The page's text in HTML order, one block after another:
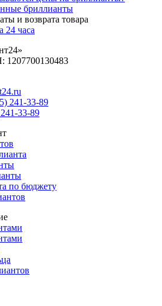
бриллианты
и возврата товара
24 часа
241-33-89
33-89
по бюджету